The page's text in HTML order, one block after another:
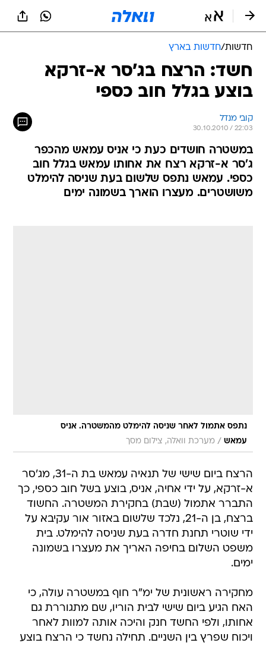
חדשות/חדשות בארץ
חשד: הרצח בג'סר א-זרקא
בוצע בגלל חוב כספי
קובי מנדל
30.10.2010 / 22:03
במשטרה חושדים כעת כי אניס עמאש מהכפר
ג'סר א-זרקא רצח את אחותו עמאש בגלל חוב
כספי. עמאש נתפס שלשום בעת שניסה להימלט
משושטרים. מעצרו הוארך בשמונה ימים
נתפס אתמול לאחר שניסה להימלט מהמשטרה. אניס
עמאש / מערכת וואלה, צילום מסך
הרצח ביום שישי של תנאיה עמאש בת ה-31, מג'סר
א-זרקא, על ידי אחיה, אניס, בוצע בשל חוב כספי, כך
התברר אתמול (שבת) בחקירת המשטרה. החשוד
ברצח, בן ה-21, נלכד שלשום באזור אור עקיבא על
ידי שוטרי תחנת חדרה בעת שניסה להימלט. בית
משפט השלום בחיפה האריך את מעצרו בשמונה
ימים.
מחקירה ראשונית של ימ"ר חוף במשטרה עולה, כי
האח הגיע ביום שישי לבית הוריו, שם מתגוררת גם
אחותו, ולפי החשד חנק והיכה אותה למוות לאחר
ויכוח שפרץ בין השניים. תחילה נחשד כי הרצח בוצע